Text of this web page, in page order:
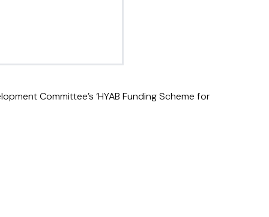
Committee’s ‘HYAB Funding Scheme for